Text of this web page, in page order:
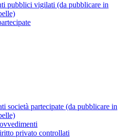
pubblici vigilati (da pubblicare in
società partecipate (da pubblicare in
privato controllati